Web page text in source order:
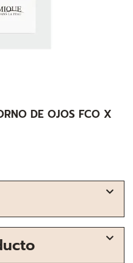
DE OJOS FCO X